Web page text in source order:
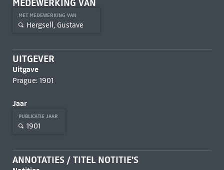
MEDEWERKING VAN
MET MEDEWERKING VAN
Hergsell, Gustave
UITGEVER
Uitgave
Prague: 1901
Jaar
PUBLICATIE JAAR
1901
ANNOTATIES / TITEL NOTITIE'S